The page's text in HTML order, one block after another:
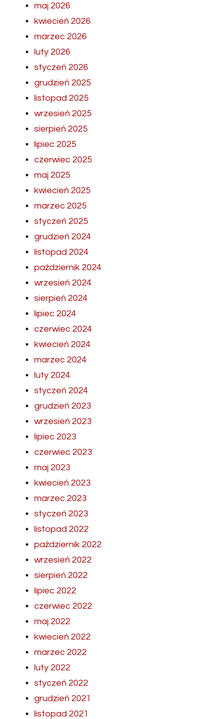
maj 2026
kwiecień 2026
marzec 2026
luty 2026
styczeń 2026
grudzień 2025
listopad 2025
wrzesień 2025
sierpień 2025
lipiec 2025
czerwiec 2025
maj 2025
kwiecień 2025
marzec 2025
styczeń 2025
grudzień 2024
listopad 2024
październik 2024
wrzesień 2024
sierpień 2024
lipiec 2024
czerwiec 2024
kwiecień 2024
marzec 2024
luty 2024
styczeń 2024
grudzień 2023
wrzesień 2023
lipiec 2023
czerwiec 2023
maj 2023
kwiecień 2023
marzec 2023
styczeń 2023
listopad 2022
październik 2022
wrzesień 2022
sierpień 2022
lipiec 2022
czerwiec 2022
maj 2022
kwiecień 2022
marzec 2022
luty 2022
styczeń 2022
grudzień 2021
listopad 2021